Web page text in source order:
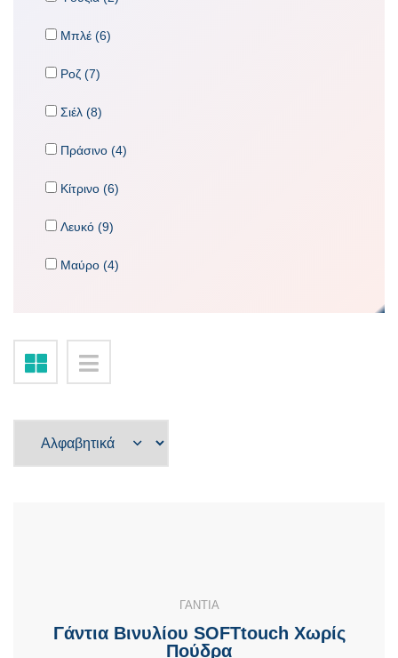
Μπλέ (6)
Ροζ (7)
Σιέλ (8)
Πράσινο (4)
Κίτρινο (6)
Λευκό (9)
Μαύρο (4)
ΓΑΝΤΙΑ
Γάντια Βινυλίου SOFTtouch Χωρίς
Πούδρα